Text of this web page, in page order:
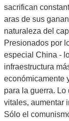
sacrifican
aras de sus
naturaleza del
Presionados por
especial China -
infraestructura
económicamente
para la guerra.
vitales, aumentar
Sólo el